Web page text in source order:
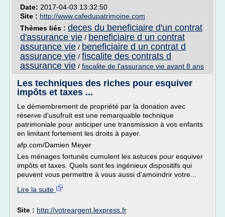
Date: 2017-04-03 13:32:50
Site : http://www.cafedupatrimoine.com
Thèmes liés : deces du beneficiaire d'un contrat
d'assurance vie / beneficiaire d un contrat
assurance vie / beneficiaire d un contrat d
assurance vie / fiscalite des contrats d
assurance vie / fiscalite de l'assurance vie avant 8 ans
Les techniques des riches pour esquiver
impôts et taxes ...
Le démembrement de propriété par la donation avec
réserve d'usufruit est une remarquable technique
patrimoniale pour anticiper une transmission à vos enfants
en limitant fortement les droits à payer.
afp.com/Damien Meyer
Les ménages fortunés cumulent les astuces pour esquiver
impôts et taxes. Quels sont les ingénieux dispositifs qui
peuvent vous permettre à vous aussi d'amoindrir votre...
Lire la suite
Site : http://votreargent.lexpress.fr